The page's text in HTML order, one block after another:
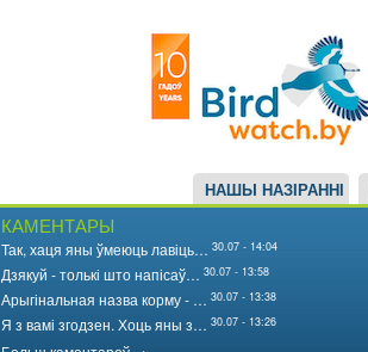
НАШЫ НАЗІРАННІ
КАМЕНТАРЫ
Так, хаця яны ўмеюць лавіць… 30.07 - 14:04
Дзякуй - толькі што напісаў… 30.07 - 13:58
Арыгінальная назва корму - … 30.07 - 13:38
Я з вамі згодзен. Хоць яны з… 30.07 - 13:26